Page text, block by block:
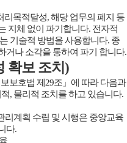
목적달성, 해당 업무의 폐지 등
지체 없이 파기합니다. 전자적
기술적 방법을 사용합니다. 종
거나 소각을 통하여 파기 합니다.
확보 조치)
보호법 제29조」에 따라 다음과
, 물리적 조치를 하고 있습니다.
계획 수립 및 시행은 중앙교육
다.